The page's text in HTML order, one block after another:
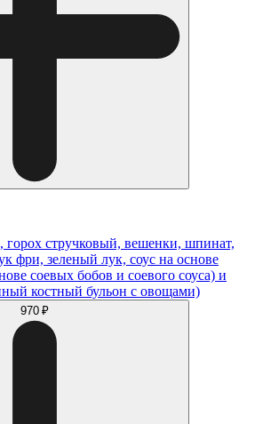
горох стручковый, вешенки, шпинат,
фри, зеленый лук, соус на основе
соевых бобов и соевого соуса) и
костный бульон с овощами)
970 ₽